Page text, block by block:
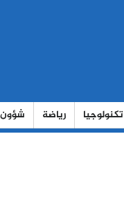
تكنولوجيا رياضة شؤون